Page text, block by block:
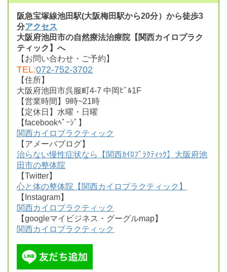
阪急宝塚線池田駅(大阪梅田駅から20分）から徒歩3
分アクセス
大阪府池田市の自然療法治療院【関西カイロプラク
ティック】へ
【お問い合わせ・ご予約】
TEL:072-752-3702
【住所】
大阪府池田市呉服町4-7 中岡ﾋﾞﾙ1F
【営業時間】9時~21時
【定休日】水曜・日曜
【facebookﾍﾟｰｼﾞ】
関西カイロプラクティック
【アメーバブログ】
治らない慢性症状なら【関西ｶｲﾛﾌﾟﾗｸﾃｨｯｸ】大阪府池
田市の整体院
【Twitter】
心と体の整体院【関西カイロプラクティック】
【Instagram】
関西カイロプラクティック
【googleマイビジネス・グーグルmap】
関西カイロプラクティック